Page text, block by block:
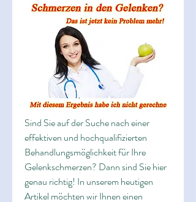
Sind Sie auf der Suche nach einer
effektiven und hochqualifizierten
Behandlungsmöglichkeit für Ihre
Gelenkschmerzen? Dann sind Sie hier
genau richtig! In unserem heutigen
Artikel möchten wir Ihnen einen